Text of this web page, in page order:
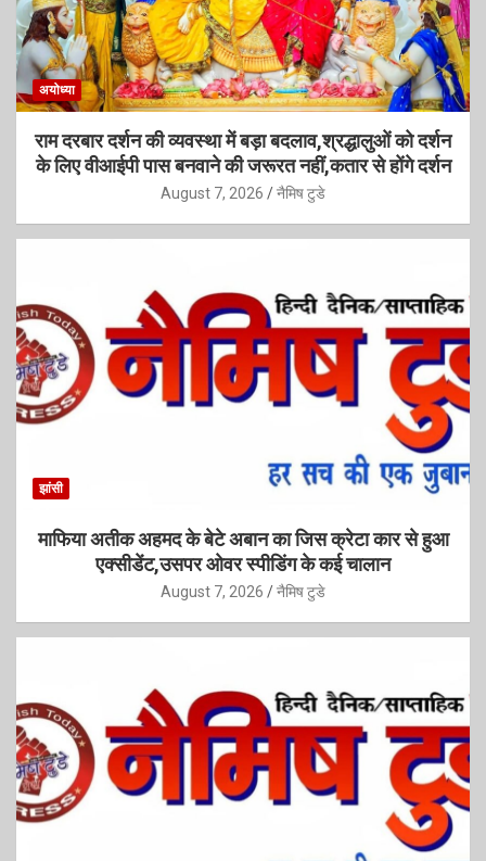
अयोध्या
राम दरबार दर्शन की व्यवस्था में बड़ा बदलाव,श्रद्धालुओं को दर्शन
के लिए वीआईपी पास बनवाने की जरूरत नहीं,कतार से होंगे दर्शन
August 7, 2026 नैमिष टुडे
झांसी
माफिया अतीक अहमद के बेटे अबान का जिस क्रेटा कार से हुआ
एक्सीडेंट,उसपर ओवर स्पीडिंग के कई चालान
August 7, 2026 नैमिष टुडे